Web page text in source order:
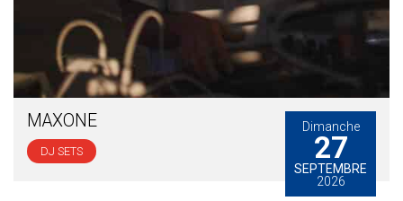
Dimanche
27
SEPTEMBRE
2026
MAXONE
DJ SETS